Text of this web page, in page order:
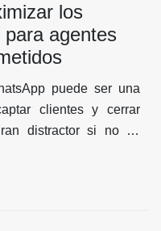
los
agentes
puede ser una
clientes y cerrar
distractor si no se
esos grupos y
de leads, sin saturarte
comparto estrategias